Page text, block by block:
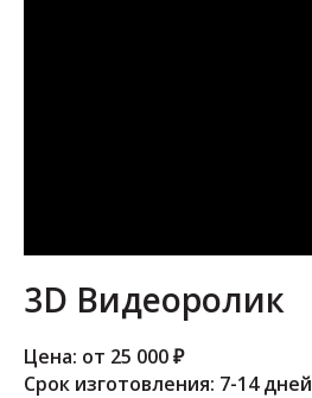
3D Видеоролик
Цена: от 25 000 ₽
Срок изготовления: 7-14 дней